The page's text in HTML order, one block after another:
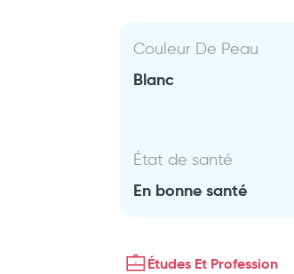
Couleur De Peau
Blanc
État de santé
En bonne santé
Études Et Profession